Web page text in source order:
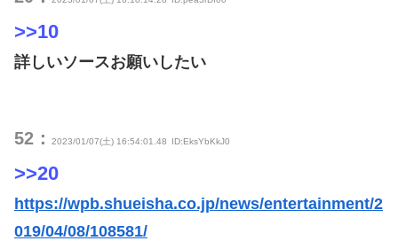
>>10
詳しいソースお願いしたい
52： 2023/01/07(土) 16:54:01.48 ID:EksYbKkJ0
>>20
https://wpb.shueisha.co.jp/news/entertainment/2
019/04/08/108581/